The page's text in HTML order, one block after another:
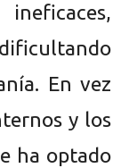
En vez
y los
ha optado